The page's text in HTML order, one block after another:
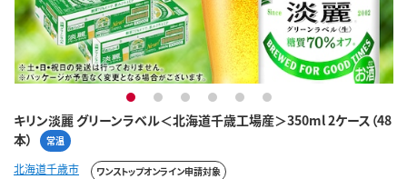
キリン淡麗 グリーンラベル＜北海道千歳工場産＞350ml 2ケース（48
本）
常温
1 2 3 4 5 6
北海道千歳市 ワンストップオンライン申請対象